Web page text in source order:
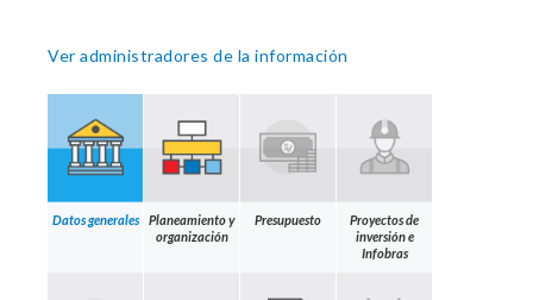
Ver administradores de la información
Datos generales
Planeamiento y
organización
Presupuesto
Proyectos de
inversión e
Infobras